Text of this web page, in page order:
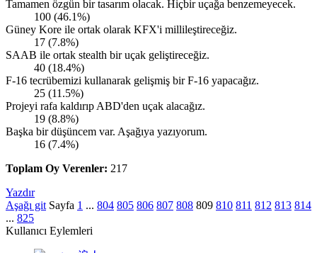
Tamamen özgün bir tasarım olacak. Hiçbir uçağa benzemeyecek.
100 (46.1%)
Güney Kore ile ortak olarak KFX'i millileştireceğiz.
17 (7.8%)
SAAB ile ortak stealth bir uçak geliştireceğiz.
40 (18.4%)
F-16 tecrübemizi kullanarak gelişmiş bir F-16 yapacağız.
25 (11.5%)
Projeyi rafa kaldırıp ABD'den uçak alacağız.
19 (8.8%)
Başka bir düşüncem var. Aşağıya yazıyorum.
16 (7.4%)
Toplam Oy Verenler: 217
Yazdır
Aşağı git Sayfa 1 ... 804 805 806 807 808 809 810 811 812 813 814
... 825
Kullanıcı Eylemleri